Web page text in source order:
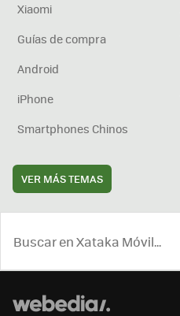
Xiaomi
Guías de compra
Android
iPhone
Smartphones Chinos
VER MÁS TEMAS